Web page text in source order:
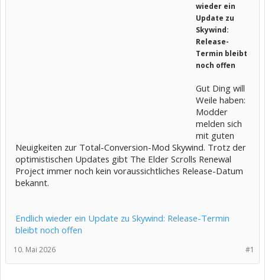
wieder ein
Update zu
Skywind:
Release-
Termin bleibt
noch offen
Gut Ding will
Weile haben:
Modder
melden sich
mit guten
Neuigkeiten zur Total-Conversion-Mod Skywind. Trotz der
optimistischen Updates gibt The Elder Scrolls Renewal
Project immer noch kein voraussichtliches Release-Datum
bekannt.
Endlich wieder ein Update zu Skywind: Release-Termin
bleibt noch offen
#1
10. Mai 2026